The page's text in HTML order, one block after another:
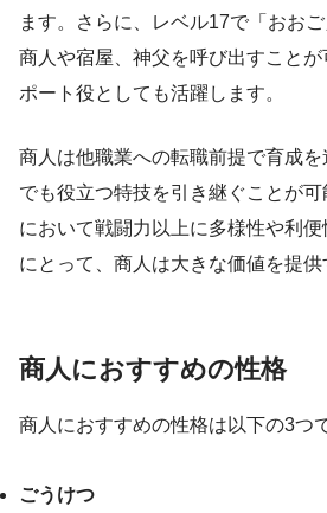
ます。さらに、レベル17で「おお
商人や宿屋、神父を呼び出すこと
ポート役としても活躍します。
商人は他職業への転職前提で育成
でも役立つ特技を引き継ぐことが
において戦闘力以上に多様性や利
にとって、商人は大きな価値を提供
商人におすすめの性格
商人におすすめの性格は以下の3つ
ごうけつ